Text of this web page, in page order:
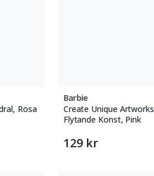
Rosa
Barbie
Create Unique Artworks
Flytande Konst, Pink
129 kr